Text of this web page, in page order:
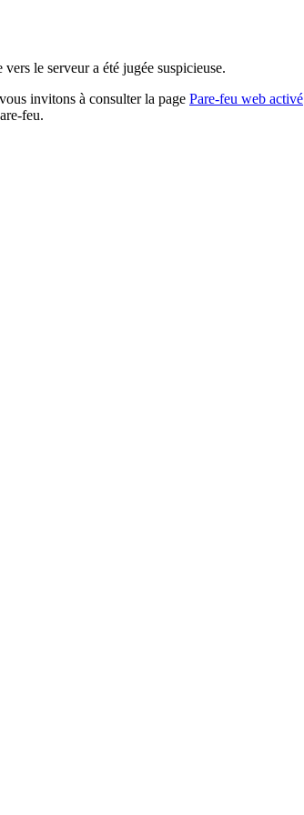
le serveur a été jugée suspicieuse.
invitons à consulter la page Pare-feu web activé
feu.